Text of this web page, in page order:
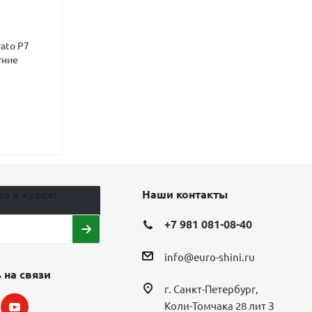
P7
связи
Наши контакты
+7 981 081-08-40
info@euro-shini.ru
г. Санкт-Петербург,
Коли-Томчака 28 лит З